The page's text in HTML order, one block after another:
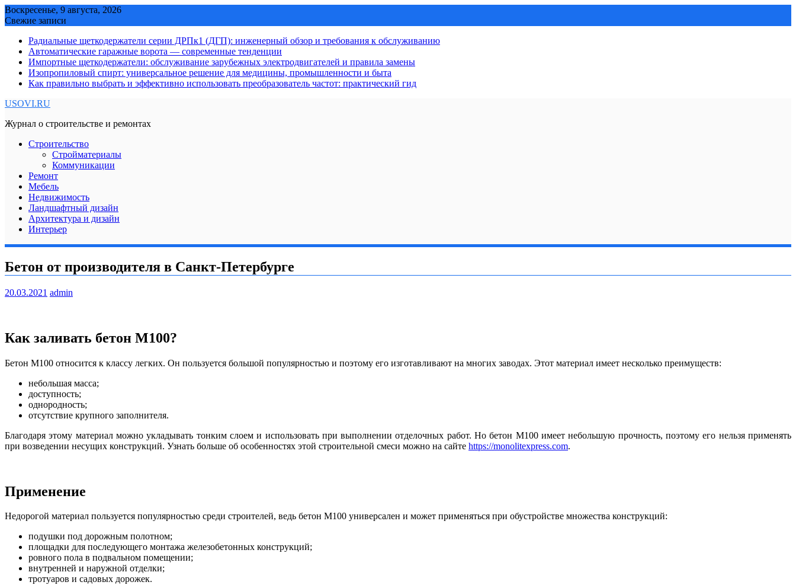
Skip
to
Воскресенье, 9 августа, 2026
Свежие записи
Радиальные щеткодержатели серии ДРПк1 (ДГП): инженерный обзор и требования к обслуживанию
Автоматические гаражные ворота — современные тенденции
Импортные щеткодержатели: обслуживание зарубежных электродвигателей и правила замены
Изопропиловый спирт: универсальное решение для медицины, промышленности и быта
Как правильно выбрать и эффективно использовать преобразователь частот: практический гид
USOVI.RU
Журнал о строительстве и ремонтах
Строительство
Стройматериалы
Коммуникации
Ремонт
Мебель
Недвижимость
Ландшафтный дизайн
Архитектура и дизайн
Интерьер
Бетон от производителя в Санкт-Петербурге
20.03.2021 admin
Как заливать бетон М100?
Бетон М100 относится к классу легких. Он пользуется большой популярностью и поэтому его изготавливают на многих заводах. Этот материал имеет несколько преимуществ:
небольшая масса;
доступность;
однородность;
отсутствие крупного заполнителя.
Благодаря этому материал можно укладывать тонким слоем и использовать при выполнении отделочных работ. Но бетон М100 имеет небольшую прочность, поэтому его нельзя применять
при возведении несущих конструкций. Узнать больше об особенностях этой строительной смеси можно на сайте https://monolitexpress.com.
Применение
Недорогой материал пользуется популярностью среди строителей, ведь бетон М100 универсален и может применяться при обустройстве множества конструкций:
подушки под дорожным полотном;
площадки для последующего монтажа железобетонных конструкций;
ровного пола в подвальном помещении;
внутренней и наружной отделки;
тротуаров и садовых дорожек.